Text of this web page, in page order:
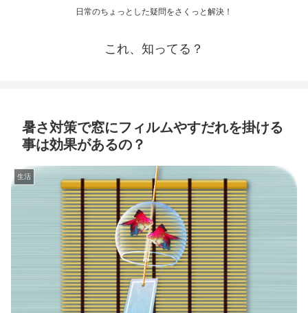
日常のちょっとした疑問をさくっと解決！
これ、知ってる？
暑さ対策で窓にフィルムやすだれを掛ける
事は効果があるの？
生活